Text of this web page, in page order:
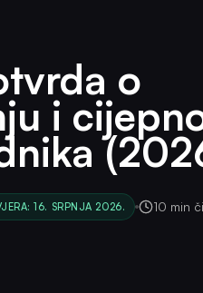
o
i
16. SRPNJA 2026. 10 min